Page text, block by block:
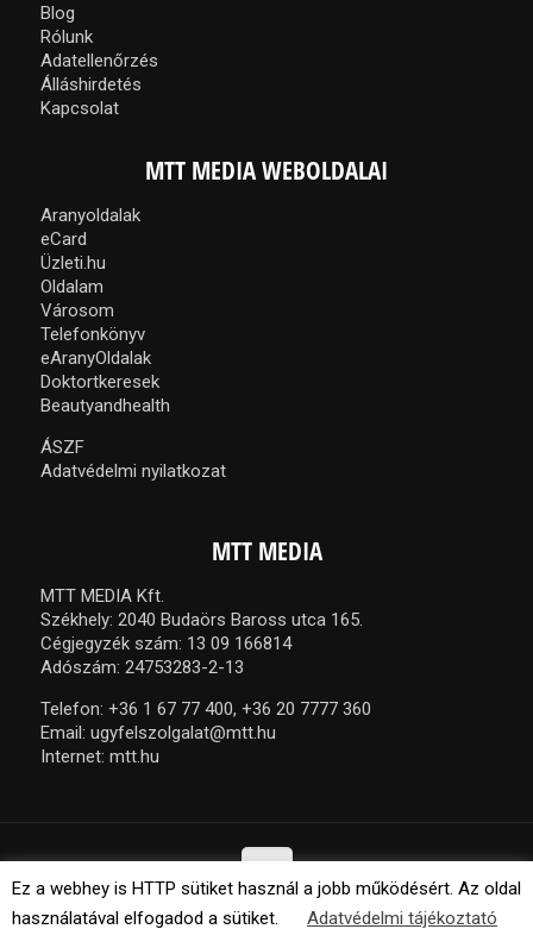
Blog
Rólunk
Adatellenőrzés
Álláshirdetés
Kapcsolat
MTT MEDIA WEBOLDALAI
Aranyoldalak
eCard
Üzleti.hu
Oldalam
Városom
Telefonkönyv
eAranyOldalak
Doktortkeresek
Beautyandhealth
ÁSZF
Adatvédelmi nyilatkozat
MTT MEDIA
MTT MEDIA Kft.
Székhely: 2040 Budaörs Baross utca 165.
Cégjegyzék szám: 13 09 166814
Adószám: 24753283-2-13
Telefon: +36 1 67 77 400, +36 20 7777 360
Email: ugyfelszolgalat@mtt.hu
Internet: mtt.hu
Ez a webhey is HTTP sütiket használ a jobb működésért. Az oldal
használatával elfogadod a sütiket.
Adatvédelmi tájékoztató